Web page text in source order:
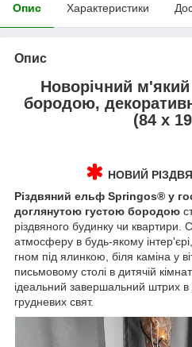
Опис Характеристики
Опис
Новорічний
бородою,
(84 х
НОВИЙ
Різдвяний ельф Springos® у
доглянутою густою бородою
різдвяного будинку чи квартири.
атмосферу в будь-якому
гном під ялинкою, біля каміна у
письмовому столі в дитячій
ідеальний завершальний штрих в
грудневих свят.